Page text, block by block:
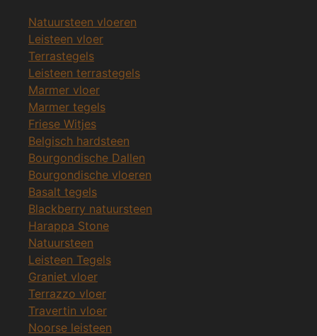
Natuursteen vloeren
Leisteen vloer
Terrastegels
Leisteen terrastegels
Marmer vloer
Marmer tegels
Friese Witjes
Belgisch hardsteen
Bourgondische Dallen
Bourgondische vloeren
Basalt tegels
Blackberry natuursteen
Harappa Stone
Natuursteen
Leisteen Tegels
Graniet vloer
Terrazzo vloer
Travertin vloer
Noorse leisteen